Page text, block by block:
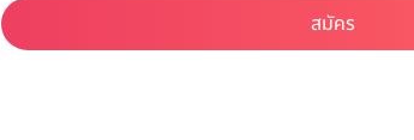
สมัคร